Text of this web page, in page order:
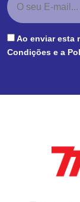
Ao enviar esta
Condições e a